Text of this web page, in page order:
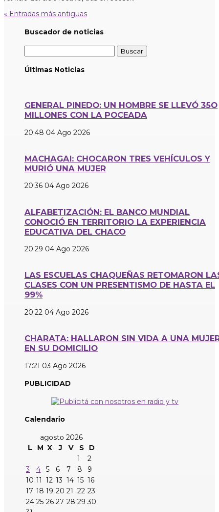
« Entradas más antiguas
Buscador de noticias
Últimas Noticias
GENERAL PINEDO: UN HOMBRE SE LLEVÓ 35O
MILLONES CON LA POCEADA
20:48 04 Ago 2026
MACHAGAI: CHOCARON TRES VEHÍCULOS Y
MURIÓ UNA MUJER
20:36 04 Ago 2026
ALFABETIZACIÓN: EL BANCO MUNDIAL
CONOCIÓ EN TERRITORIO LA EXPERIENCIA
EDUCATIVA DEL CHACO
20:29 04 Ago 2026
LAS ESCUELAS CHAQUEÑAS RETOMARON
CLASES CON UN PRESENTISMO DE HASTA EL
99%
20:22 04 Ago 2026
CHARATA: HALLARON SIN VIDA A UNA
EN SU DOMICILIO
17:21 03 Ago 2026
PUBLICIDAD
Calendario
agosto 2026
L
M X J V S
D
1
2
3
4 5 6 7 8
9
10 11 12 13 14 15 16
17 18 19 20 21 22 23
24 25 26 27 28 29 30